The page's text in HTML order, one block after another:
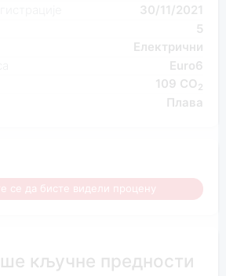
30/11/2021
5
Електрични
Euro6
109 CO 2
Плава
се да бисте видели процену
кључне предности